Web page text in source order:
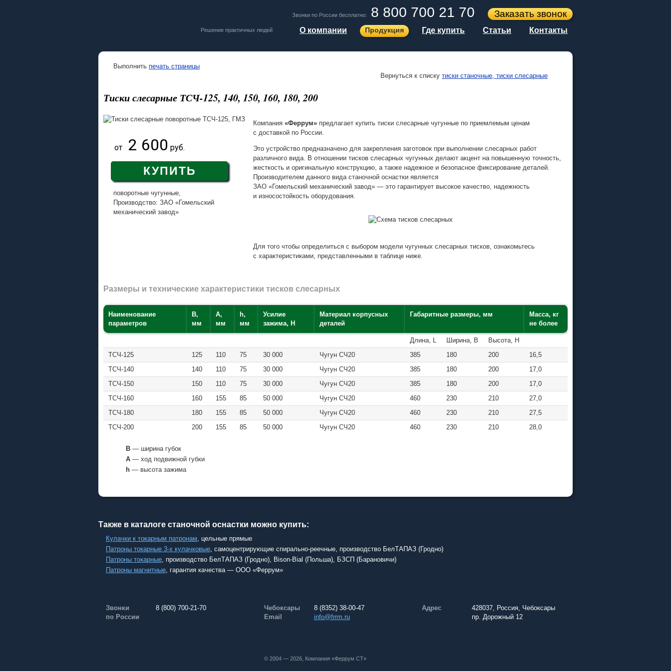
Звонки по России бесплатно: 8 800 700 21 70 Заказать звонок
Решение практичных людей О компании Продукция Где купить Статьи Контакты
Выполнить печать страницы
Вернуться к списку тиски станочные, тиски слесарные
Тиски слесарные ТСЧ-125, 140, 150, 160, 180, 200
от 2 600 руб.
КУПИТЬ
поворотные чугунные,
Производство: ЗАО «Гомельский
механический завод»
Компания «Феррум» предлагает купить тиски слесарные чугунные по приемлемым ценам
с доставкой по России.
Это устройство предназначено для закрепления заготовок при выполнении слесарных работ
различного вида. В отношении тисков слесарных чугунных делают акцент на повышенную точность,
жесткость и оригинальную конструкцию, а также надежное и безопасное фиксирование деталей.
Производителем данного вида станочной оснастки является
ЗАО «Гомельский механический завод» — это гарантирует высокое качество, надежность
и износостойкость оборудования.
Для того чтобы определиться с выбором модели чугунных слесарных тисков, ознакомьтесь
с характеристиками, представленными в таблице ниже.
Размеры и технические характеристики тисков слесарных
Наименование
параметров
В,
мм
А,
мм
h,
мм
Усилие
зажима, Н
Материал корпусных
деталей
Габаритные размеры, мм
Масса, кг
не более
Длина, L Ширина, В
Высота, Н
ТСЧ-125
125 110 75 30 000 Чугун СЧ20 385 180 200
16,5
ТСЧ-140
140 110 75 30 000 Чугун СЧ20 385 180 200
17,0
ТСЧ-150
150 110 75 30 000 Чугун СЧ20 385 180 200
17,0
ТСЧ-160
160 155 85 50 000 Чугун СЧ20 460 230 210
27,0
ТСЧ-180
180 155 85 50 000 Чугун СЧ20 460 230 210
27,5
ТСЧ-200
200 155 85 50 000 Чугун СЧ20 460 230 210 28,0
В — ширина губок
А — ход подвижной губки
h — высота зажима
Также в каталоге станочной оснастки можно купить:
Кулачки к токарным патронам , цельные прямые
Патроны токарные 3-х кулачковые , самоцентрирующие спирально-реечные, производство БелТАПАЗ (Гродно)
Патроны токарные , производство БелТАПАЗ (Гродно), Bison-Bial (Польша), БЗСП (Барановичи)
Патроны магнитные , гарантия качества — ООО «Феррум»
Звонки
по России
8 (800) 700-21-70 Чебоксары
8 (8352) 38-00-47
Email
info@frrm.ru
Адрес
428037, Россия, Чебоксары
пр. Дорожный 12
© 2004 — 2026, Компания «Феррум СТ»